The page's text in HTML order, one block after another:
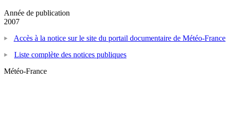
Année de publication
2007
Accès à la notice sur le site du portail documentaire de Météo-France
Liste complète des notices publiques
Météo-France